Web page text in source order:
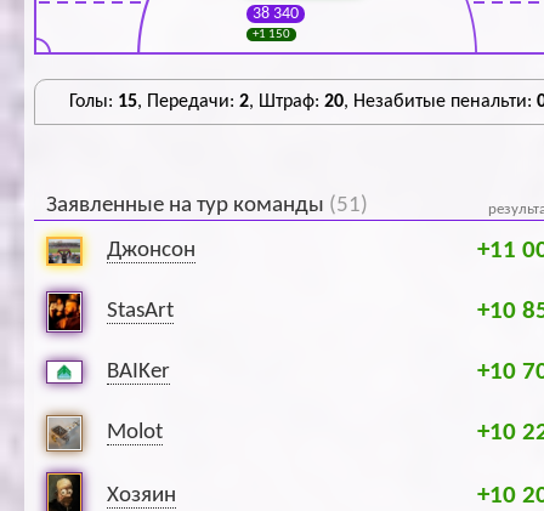
38 340
+1 150
Голы: 15, Передачи: 2, Штраф: 20, Незабитые пенальти:
Заявленные на тур команды (51)
Джонсон +11
StasArt +10
BAIKer +10
Molot +10
Хозяин +10